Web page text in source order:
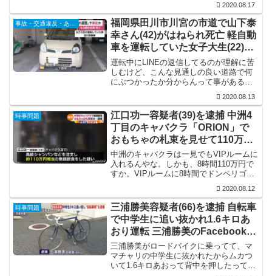
りしてるのに救急車を呼ばん母親もどう
なってるんやろな。子供よりも男を優先
するからこうなるんやろう...
2020.08.17
事故・交通違反・あおり運転
福岡県田川市川宮の市道で山下泰
幸さん(42)がはねられ死亡 軽自動
車を運転していた女子大生(22)
「LINEの返信をしていた」
運転中にLINEの返信してるのが理解に苦
しむけど、こんな見通しの良い道路で何
にぶつかったか分からんって事があるん
分からんかった事にしてるような気がす
るんやけど。どっちにしても、悪質な事
に変わりないんでとっ...
2020.08.13
時事問題
江口功一容疑者(39)を逮捕 中洲4
丁目のキャバクラ「ORION」で
おもちゃの札束を見せて110万円
相当を無銭飲食
中洲のキャバクラは一見でもVIPルームに
入れるんやな。しかも、8時間110万円で
すか。VIPルームに8時間でドンペリゴー
2020.08.12
時事問題
三浦勝美容疑者(66)を逮捕 自転車
で中学生に追い抜かれ1.6キロあ
おり運転 三浦勝美のFacebook特
定
三浦勝美がロードバイクに乗ってて、マ
マチャリの中学生に抜かれたからムカつ
いて1.6キロあおって背中を押したって事